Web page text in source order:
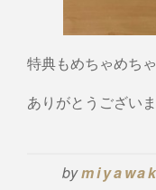
特典もめちゃめち
ありがとうございま
by